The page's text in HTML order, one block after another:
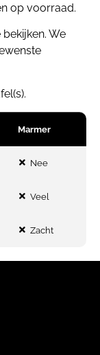
op voorraad.
We
Marmer
Nee
Veel
Zacht